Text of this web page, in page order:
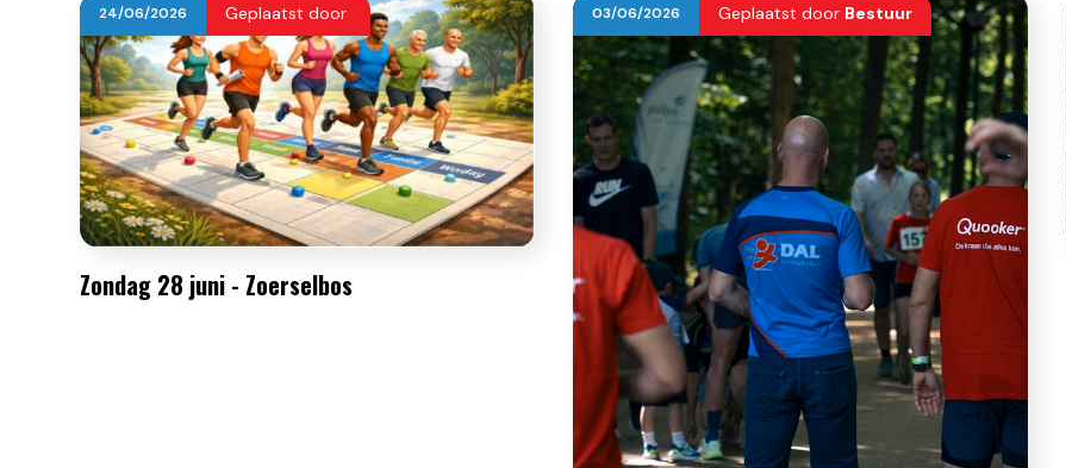
24/06/2026 Geplaatst door
Zondag 28 juni - Zoerselbos
03/06/2026 Geplaatst door Bestuur